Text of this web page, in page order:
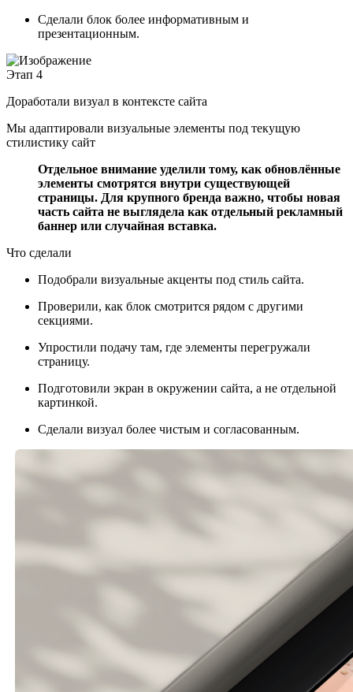
Сделали блок более информативным и
презентационным.
Этап 4
Доработали визуал в контексте сайта
Мы адаптировали визуальные элементы под текущую
стилистику сайт
Отдельное внимание уделили тому, как обновлённые
элементы смотрятся внутри существующей
страницы. Для крупного бренда важно, чтобы новая
часть сайта не выглядела как отдельный рекламный
баннер или случайная вставка.
Что сделали
Подобрали визуальные акценты под стиль сайта.
Проверили, как блок смотрится рядом с другими
секциями.
Упростили подачу там, где элементы перегружали
страницу.
Подготовили экран в окружении сайта, а не отдельной
картинкой.
Сделали визуал более чистым и согласованным.